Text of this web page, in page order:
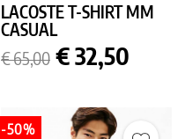
LACOSTE T-SHIRT MM
CASUAL
Prezzo
base
€ 65,00 Prezzo
€ 32,50
-50%